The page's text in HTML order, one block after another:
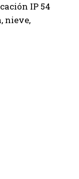
IP 54
nieve,